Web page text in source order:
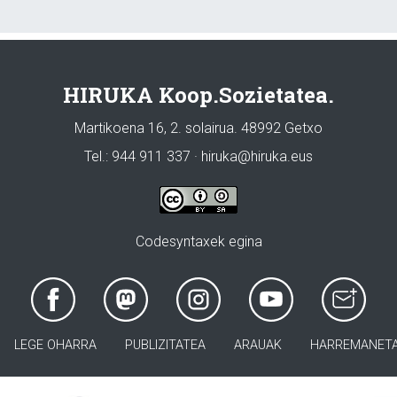
HIRUKA Koop.Sozietatea.
Martikoena 16, 2. solairua. 48992 Getxo
Tel.: 944 911 337 · hiruka@hiruka.eus
Codesyntaxek egina
LEGE OHARRA PUBLIZITATEA ARAUAK